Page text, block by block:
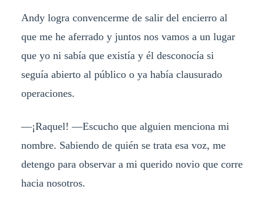
Andy logra convencerme de salir del encierro al
que me he aferrado y juntos nos vamos a un lugar
que yo ni sabía que existía y él desconocía si
seguía abierto al público o ya había clausurado
operaciones.
—¡Raquel! —Escucho que alguien menciona mi
nombre. Sabiendo de quién se trata esa voz, me
detengo para observar a mi querido novio que corre
hacia nosotros.